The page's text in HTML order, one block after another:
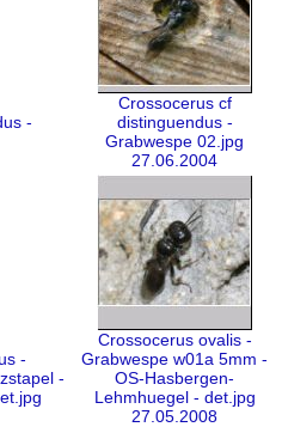
-
Crossocerus cf
distinguendus -
Grabwespe 02.jpg
27.06.2004
-
-
Crossocerus ovalis -
Grabwespe w01a 5mm -
OS-Hasbergen-
Lehmhuegel - det.jpg
27.05.2008